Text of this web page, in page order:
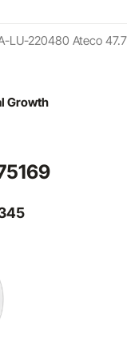
LU-220480 Ateco
Growth